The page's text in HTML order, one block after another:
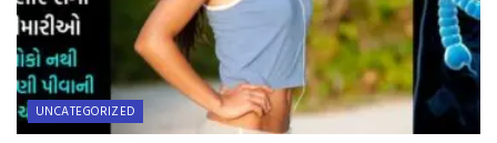
UNCATEGORIZED